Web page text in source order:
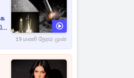
19 மணி நேரம் முன்